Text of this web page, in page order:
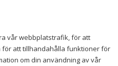
vår webbplatstrafik, för att
att tillhandahålla funktioner för
om din användning av vår